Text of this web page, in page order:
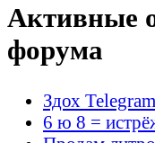
Активные
форума
Здох
6 ю 8 =